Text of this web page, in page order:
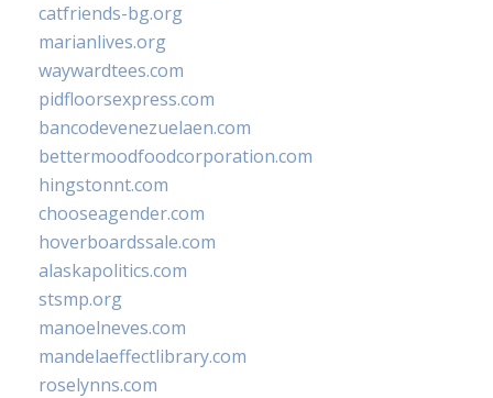
catfriends-bg.org
marianlives.org
waywardtees.com
pidfloorsexpress.com
bancodevenezuelaen.com
bettermoodfoodcorporation.com
hingstonnt.com
chooseagender.com
hoverboardssale.com
alaskapolitics.com
stsmp.org
manoelneves.com
mandelaeffectlibrary.com
roselynns.com